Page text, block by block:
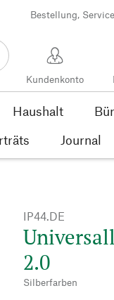
Bestellung,
Kundenkonto
Haushalt
Journal
IP44.DE
2.0
Silberfarben